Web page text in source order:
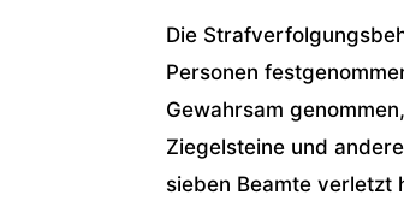
Die
Personen
Gewahrsam
Ziegelsteine und
sieben Beamte verletzt